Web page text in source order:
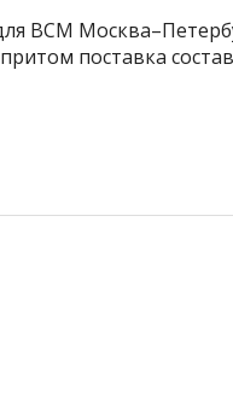
ВСМ
поставка